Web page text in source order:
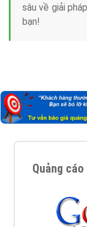
sâu về giải
bạn!
Quảng